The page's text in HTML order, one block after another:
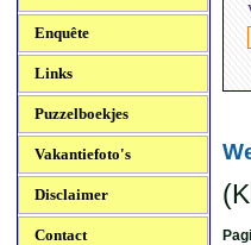
Enquête
Links
Puzzelboekjes
Vakantiefoto's
Disclaimer
Contact